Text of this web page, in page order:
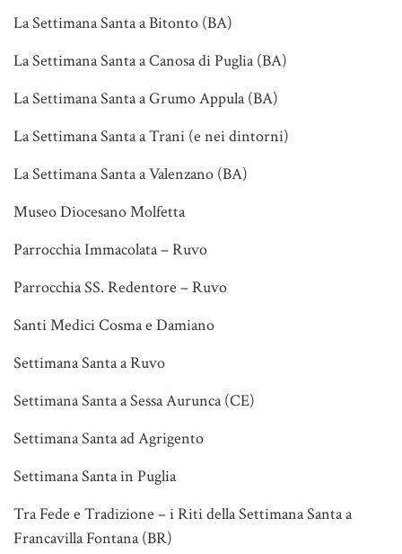
La Settimana Santa a Bitonto (BA)
La Settimana Santa a Canosa di Puglia (BA)
La Settimana Santa a Grumo Appula (BA)
La Settimana Santa a Trani (e nei dintorni)
La Settimana Santa a Valenzano (BA)
Museo Diocesano Molfetta
Parrocchia Immacolata – Ruvo
Parrocchia SS. Redentore – Ruvo
Santi Medici Cosma e Damiano
Settimana Santa a Ruvo
Settimana Santa a Sessa Aurunca (CE)
Settimana Santa ad Agrigento
Settimana Santa in Puglia
Tra Fede e Tradizione – i Riti della Settimana Santa a
Francavilla Fontana (BR)